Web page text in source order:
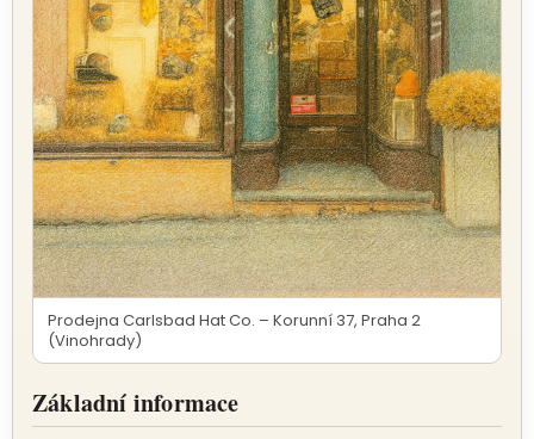
Prodejna Carlsbad Hat Co. – Korunní 37, Praha 2
(Vinohrady)
Základní informace